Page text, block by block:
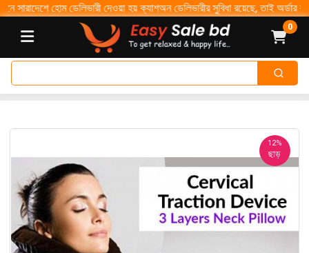
হোম ডেলিভারী দেওয়া হয় ক্যাশঅন ডেলিভারীর সুবিধা রয়েছে, তাই অর্ডার করুন
0
12%
ছাড়